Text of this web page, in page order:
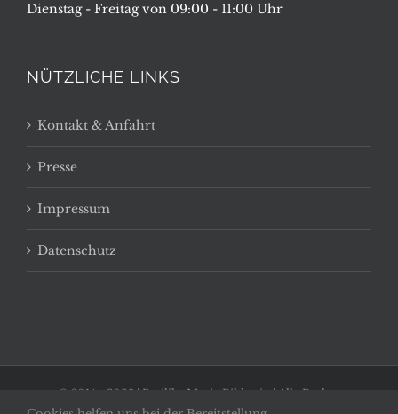
Dienstag - Freitag von 09:00 - 11:00 Uhr
NÜTZLICHE LINKS
Kontakt & Anfahrt
Presse
Impressum
Datenschutz
© 2014 - 2026 | Basilika Maria Bildstein | Alle Rechte